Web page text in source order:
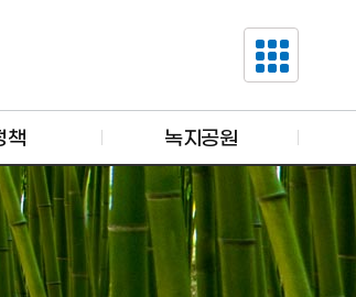
책 녹지공원